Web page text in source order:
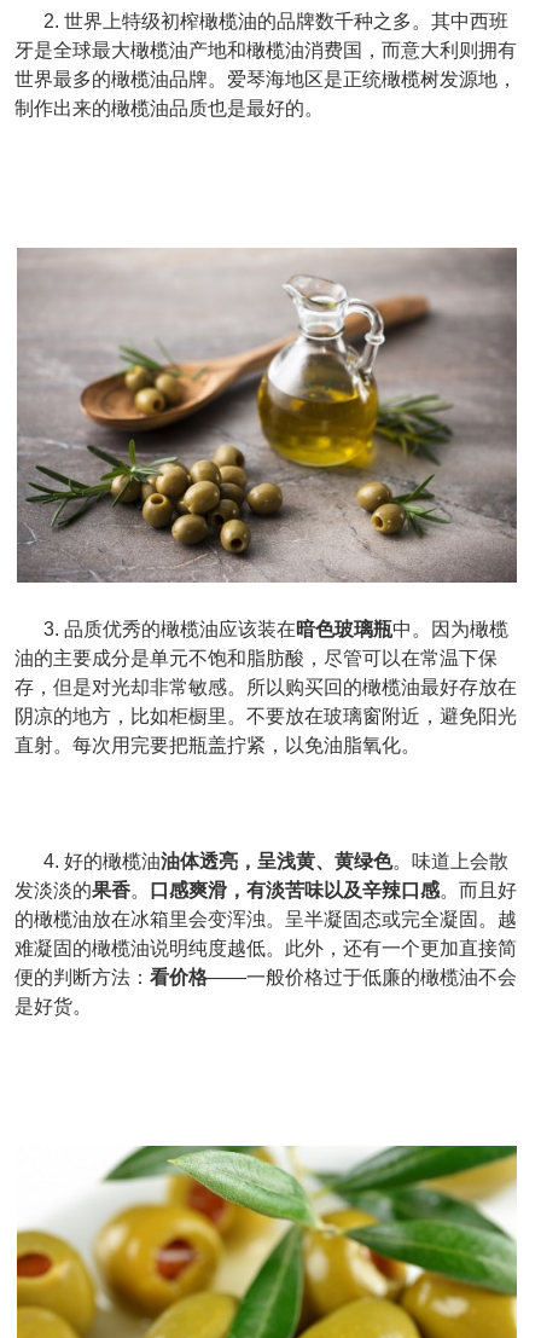
2. 世界上特级初榨橄榄油的品牌数千种之多。其中西班
牙是全球最大橄榄油产地和橄榄油消费国，而意大利则拥有
世界最多的橄榄油品牌。爱琴海地区是正统橄榄树发源地，
制作出来的橄榄油品质也是最好的。
3. 品质优秀的橄榄油应该装在暗色玻璃瓶中。因为橄榄
油的主要成分是单元不饱和脂肪酸，尽管可以在常温下保
存，但是对光却非常敏感。所以购买回的橄榄油最好存放在
阴凉的地方，比如柜橱里。不要放在玻璃窗附近，避免阳光
直射。每次用完要把瓶盖拧紧，以免油脂氧化。
4. 好的橄榄油油体透亮，呈浅黄、黄绿色。味道上会散
发淡淡的果香。 口感爽滑，有淡苦味以及辛辣口感。而且好
的橄榄油放在冰箱里会变浑浊。呈半凝固态或完全凝固。越
难凝固的橄榄油说明纯度越低。此外，还有一个更加直接简
便的判断方法： 看价格——一般价格过于低廉的橄榄油不会
是好货。